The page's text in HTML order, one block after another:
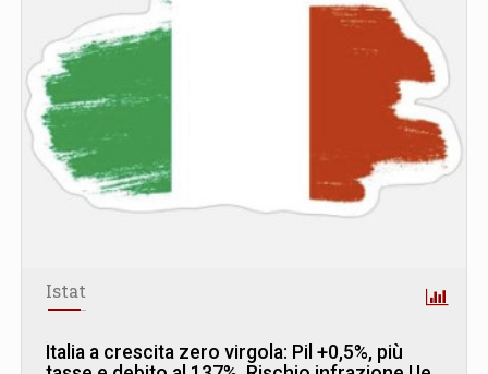
Istat
Italia a crescita zero virgola: Pil +0,5%, più